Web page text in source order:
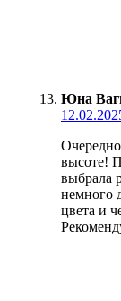
Юна
высоте!
выбрала
немного
цвета и